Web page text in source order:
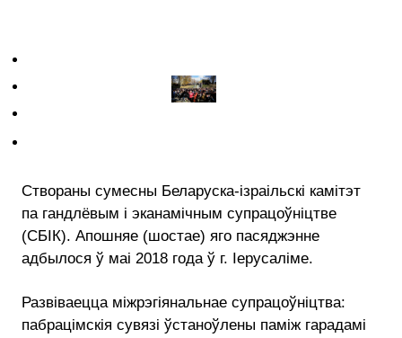
Створаны сумесны Беларуска-ізраільскі камітэт
па гандлёвым і эканамічным супрацоўніцтве
(СБІК). Апошняе (шостае) яго пасяджэнне
адбылося ў маі 2018 года ў г. Іерусаліме.
Развіваецца міжрэгіянальнае супрацоўніцтва:
пабрацімскія сувязі ўстаноўлены паміж гарадамі